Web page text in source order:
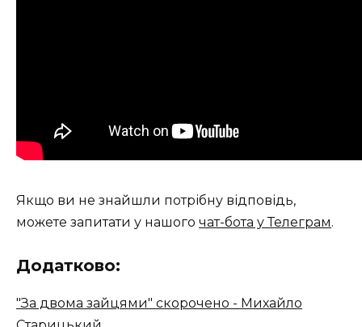
Якщо ви не знайшли потрібну відповідь,
можете запитати у нашого чат-бота у Телеграм.
Додатково:
"За двома зайцями" скорочено - Михайло